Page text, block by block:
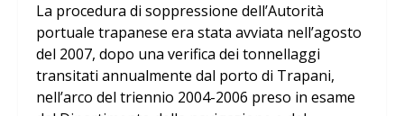
La procedura di soppressione dell’Autorità
portuale trapanese era stata avviata nell’agosto
del 2007, dopo una verifica dei tonnellaggi
transitati annualmente dal porto di Trapani,
nell’arco del triennio 2004-2006 preso in esame